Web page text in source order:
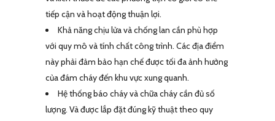
tiếp cận và hoạt động thuận lợi.
Khả năng chịu lửa và chống lan cần phù hợp
với quy mô và tính chất công trình. Các địa điểm
này phải đảm bảo hạn chế được tối đa ảnh hưởng
của đám cháy đến khu vực xung quanh.
Hệ thống báo cháy và chữa cháy cần đủ số
lượng. Và được lắp đặt đúng kỹ thuật theo quy